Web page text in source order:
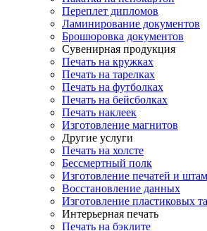
Переплет дипломов
Ламинирование документов
Брошюровка документов
Сувенирная продукция
Печать на кружках
Печать на тарелках
Печать на футболках
Печать на бейсболках
Печать наклеек
Изготовление магнитов
Другие услуги
Печать на холсте
Бессмертный полк
Изготовление печатей и
Восстановление данных
Изготовление пластиковых
Интерьерная печать
Печать на бэклите